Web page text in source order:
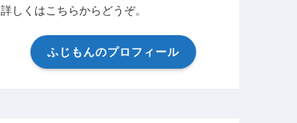
詳しくはこちらからどうぞ。
ふじもんのプロフィール